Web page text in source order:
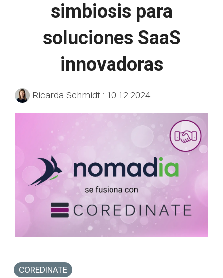
simbiosis para
soluciones SaaS
innovadoras
Ricarda Schmidt : 10.12.2024
COREDINATE